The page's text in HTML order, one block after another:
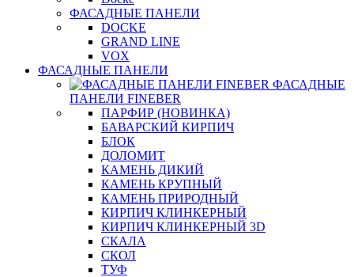
ФАСАДНЫЕ ПАНЕЛИ
DOCKE
GRAND LINE
VOX
ФАСАДНЫЕ ПАНЕЛИ
ФАСАДНЫЕ
ПАНЕЛИ FINEBER
ПАРФИР (НОВИНКА)
БАВАРСКИЙ КИРПИЧ
БЛОК
ДОЛОМИТ
КАМЕНЬ ДИКИЙ
КАМЕНЬ КРУПНЫЙ
КАМЕНЬ ПРИРОДНЫЙ
КИРПИЧ КЛИНКЕРНЫЙ
КИРПИЧ КЛИНКЕРНЫЙ 3D
СКАЛА
СКОЛ
ТУФ